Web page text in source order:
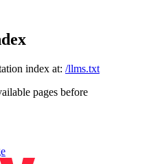
index at: /llms.txt
pages before